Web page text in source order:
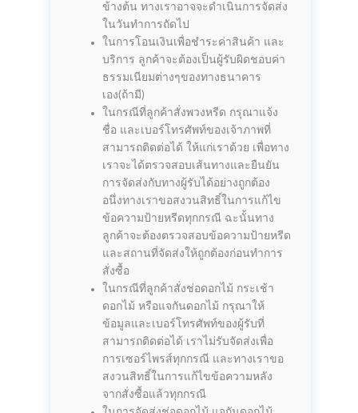
ข้างต้น ทางเราอาจจะดำเนินการจัดส่ง
ในวันทำการถัดไป
ในการโอนเงินเพื่อชำระค่าสินค้า และ
บริการ ลูกค้าจะต้องเป็นผู้รับผิดชอบค่า
ธรรมเนียมต่างๆของทางธนาคาร
เอง(ถ้ามี)
ในกรณีที่ลูกค้าสั่งพวงหรีด กรุณาแจ้ง
ชื่อ และเบอร์โทรศัพท์ของเจ้าภาพที่
สามารถติดต่อได้ ให้แก่เราด้วย เพื่อทาง
เราจะได้ตรวจสอบเส้นทางและยืนยัน
การจัดส่งกับทางผู้รับได้อย่างถูกต้อง
อนึ่งทางเราขอสงวนสิทธิ์ในการแก้ไข
ข้อความป้ายหรีดทุกกรณี ฉะนั้นทาง
ลูกค้าจะต้องตรวจสอบข้อความป้ายหรีด
และสถานที่จัดส่งให้ถูกต้องก่อนทำการ
สั่งซื้อ
ในกรณีที่ลูกค้าสั่งช่อดอกไม้ กระเช้า
ดอกไม้ หรือแจกันดอกไม้ กรุณาให้
ข้อมูลและเบอร์โทรศัพท์ของผู้รับที่
สามารถติดต่อได้ เราไม่รับจัดส่งเพื่อ
การเซอร์ไพรส์ทุกกรณี และทางเราขอ
สงวนสิทธิ์ในการแก้ไขข้อความหลัง
จากสั่งซื้อแล้วทุกกรณี